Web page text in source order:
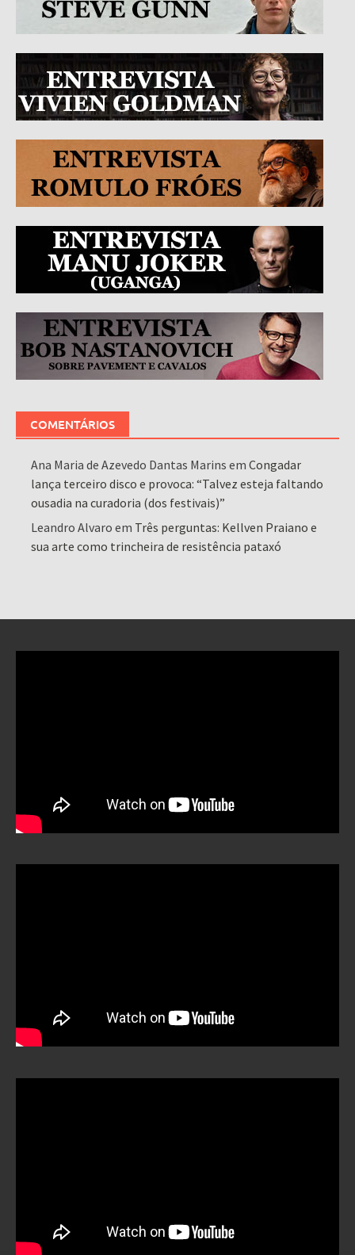
COMENTÁRIOS
Ana Maria de Azevedo Dantas Marins emCongadar
lança terceiro disco e provoca: “Talvez esteja faltando
ousadia na curadoria (dos festivais)”
Leandro Alvaro em Três perguntas: Kellven Praiano e
sua arte como trincheira de resistência pataxó